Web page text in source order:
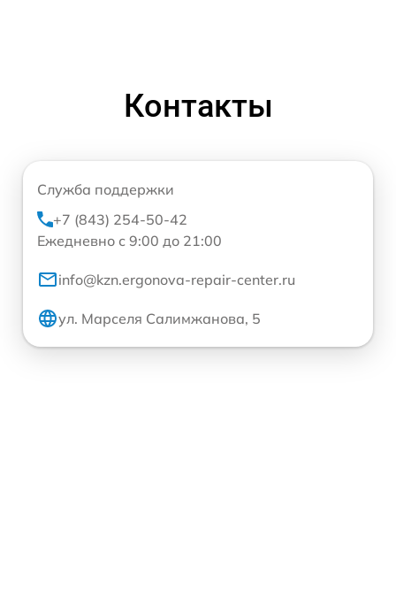
Контакты
Служба поддержки
+7 (843) 254-50-42
Ежедневно с 9:00 до 21:00
info@kzn.ergonova-repair-center.ru
ул. Марселя Салимжанова, 5